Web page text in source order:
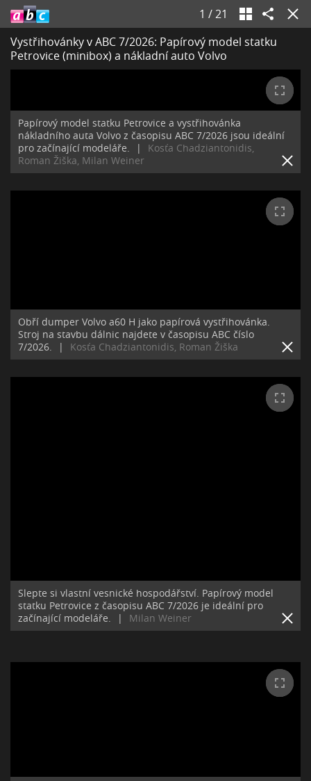
1 /21
Vystřihovánky v ABC 7/2026: Papírový model statku
Petrovice (minibox) a nákladní auto Volvo
Papírový model statku Petrovice a vystřihovánka
nákladního auta Volvo z časopisu ABC 7/2026 jsou ideální
pro začínající modeláře.
|
Kosťa Chadziantonidis,
Roman Žiška, Milan Weiner
Obří dumper Volvo a60 H jako papírová vystřihovánka.
Stroj na stavbu dálnic najdete v časopisu ABC číslo
7/2026.
| Kosťa Chadziantonidis, Roman Žiška
Slepte si vlastní vesnické hospodářství. Papírový model
statku Petrovice z časopisu ABC 7/2026 je ideální pro
začínající modeláře.
| Milan Weiner